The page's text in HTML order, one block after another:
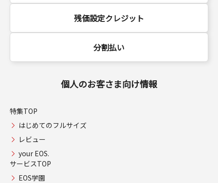
残価設定クレジット
分割払い
個人のお客さま向け情報
特集TOP
はじめてのフルサイズ
レビュー
your EOS.
サービスTOP
EOS学園